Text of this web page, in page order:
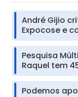
André Gijio
Expocose e
Pesquisa
Raquel tem
Podemos